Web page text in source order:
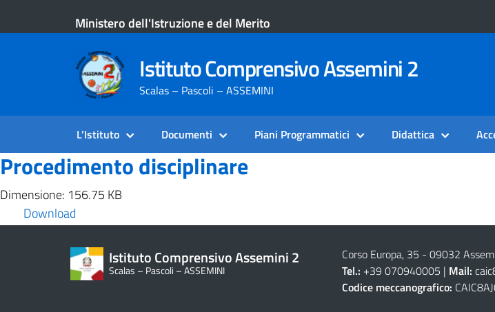
Ministero dell'Istruzione e del Merito
Istituto Comprensivo Assemini 2
Scalas – Pascoli – ASSEMINI
L’Istituto Documenti Piani Programmatici Didattica
Procedimento disciplinare
Dimensione: 156.75 KB
Download
Istituto Comprensivo Assemini 2
Scalas – Pascoli – ASSEMINI
Corso Europa, 35 - 09032
Tel.: +39 070940005 | Mail:
Codice meccanografico: